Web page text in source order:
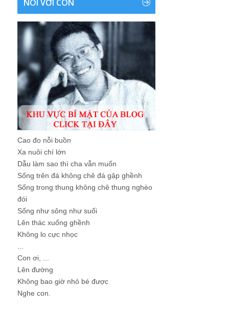
NÓI VỚI CON
Cao đo nỗi buồn
Xa nuôi chí lớn
Dẫu làm sao thì cha vẫn muốn
Sống trên đá không chê đá gập ghềnh
Sống trong thung không chê thung nghèo
đói
Sống như sông như suối
Lên thác xuống ghềnh
Không lo cực nhọc
Con ơi, ...
Lên đường
Không bao giờ nhỏ bé được
Nghe con.